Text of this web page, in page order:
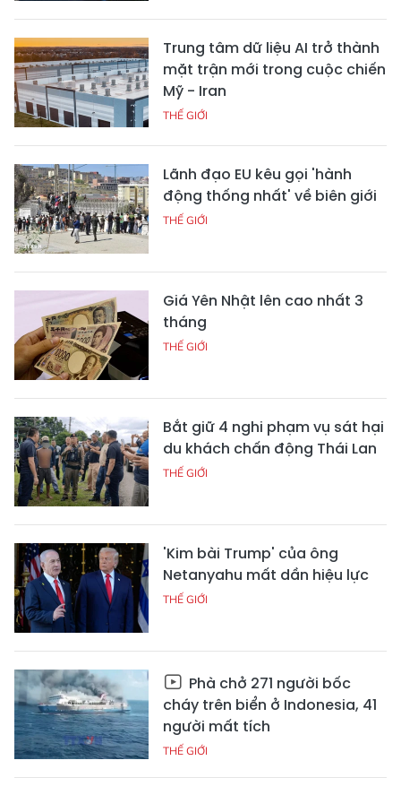
Trung tâm dữ liệu AI trở thành
mặt trận mới trong cuộc chiến
Mỹ - Iran
THẾ GIỚI
Lãnh đạo EU kêu gọi 'hành
động thống nhất' về biên giới
THẾ GIỚI
Giá Yên Nhật lên cao nhất 3
tháng
THẾ GIỚI
Bắt giữ 4 nghi phạm vụ sát hại
du khách chấn động Thái Lan
THẾ GIỚI
'Kim bài Trump' của ông
Netanyahu mất dần hiệu lực
THẾ GIỚI
Phà chở 271 người bốc
cháy trên biển ở Indonesia, 41
người mất tích
THẾ GIỚI